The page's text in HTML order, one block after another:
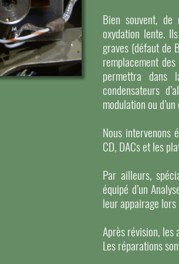
Bien souvent, de
oxydation lente.
graves (défaut de
remplacement
permettra dans
condensateurs
modulation ou
Nous intervenons
CD, DACs et les
Par ailleurs,
équipé d’un
leur appairage
Après révision, les
Les réparations